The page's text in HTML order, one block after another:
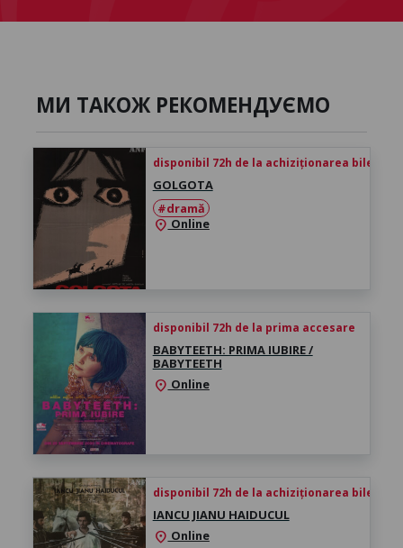
МИ ТАКОЖ РЕКОМЕНДУЄМО
disponibil 72h de la achiziționarea biletului
GOLGOTA
#dramă
location_on Online
disponibil 72h de la prima accesare
BABYTEETH: PRIMA IUBIRE /
BABYTEETH
location_on Online
disponibil 72h de la achiziționarea biletului
IANCU JIANU HAIDUCUL
location_on Online